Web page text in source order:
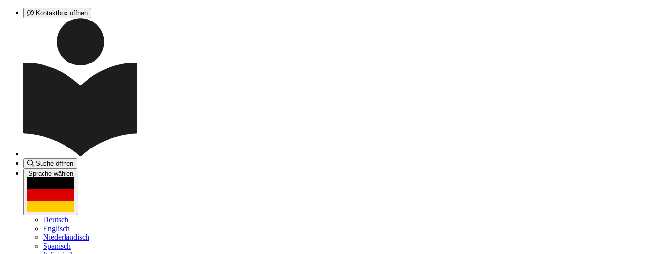
Kontaktbox öffnen
Suche öffnen
Sprache wählen
Deutsch
Englisch
Niederländisch
Spanisch